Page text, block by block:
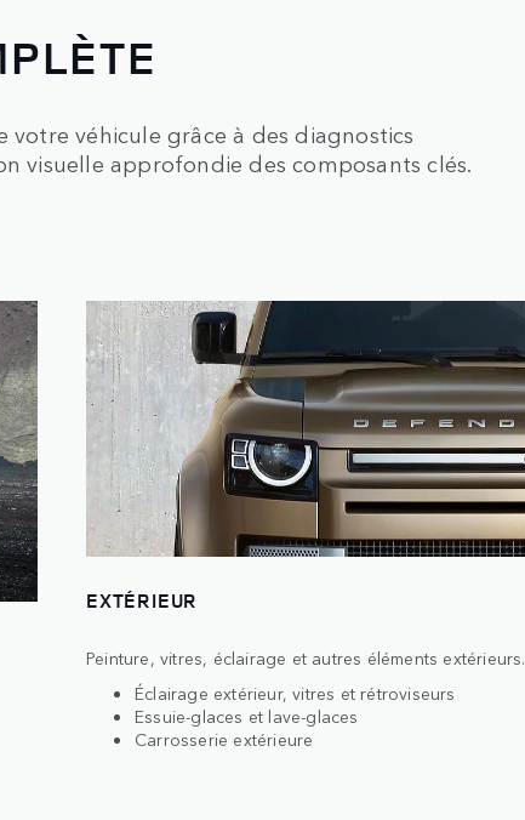
véhicule grâce à des diagnostics
visuelle approfondie des composants clés.
EXTÉRIEUR
Peinture, vitres, éclairage et autres éléments extérieurs.
Éclairage extérieur, vitres et rétroviseurs
Essuie-glaces et lave-glaces
Carrosserie extérieure